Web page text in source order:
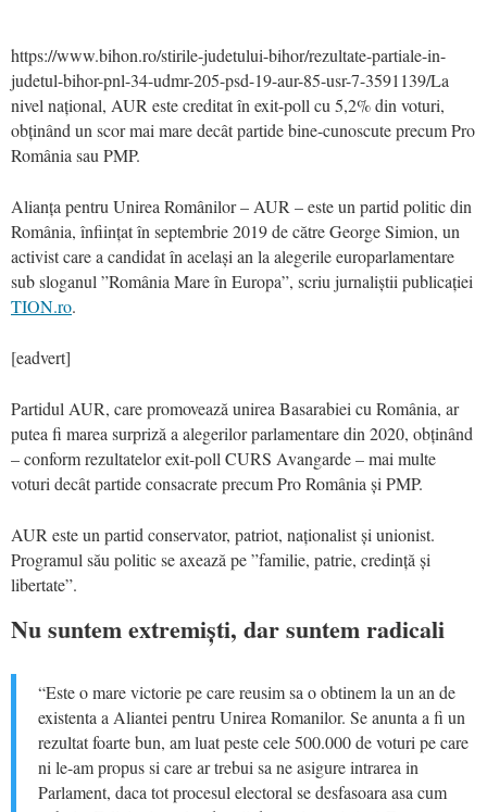
https://www.bihon.ro/stirile-judetului-bihor/rezultate-partiale-in-
judetul-bihor-pnl-34-udmr-205-psd-19-aur-85-usr-7-3591139/La
nivel național, AUR este creditat în exit-poll cu 5,2% din voturi,
obținând un scor mai mare decât partide bine-cunoscute precum Pro
România sau PMP.
Alianța pentru Unirea Românilor – AUR – este un partid politic din
România, înființat în septembrie 2019 de către George Simion, un
activist care a candidat în același an la alegerile europarlamentare
sub sloganul ”România Mare în Europa”, scriu jurnaliștii publicației
TION.ro.
[eadvert]
Partidul AUR, care promovează unirea Basarabiei cu România, ar
putea fi marea surpriză a alegerilor parlamentare din 2020, obținând
– conform rezultatelor exit-poll CURS Avangarde – mai multe
voturi decât partide consacrate precum Pro România și PMP.
AUR este un partid conservator, patriot, naționalist și unionist.
Programul său politic se axează pe ”familie, patrie, credință și
libertate”.
Nu suntem extremiști, dar suntem radicali
“Este o mare victorie pe care reusim sa o obtinem la un an de
existenta a Aliantei pentru Unirea Romanilor. Se anunta a fi un
rezultat foarte bun, am luat peste cele 500.000 de voturi pe care
ni le-am propus si care ar trebui sa ne asigure intrarea in
Parlament, daca tot procesul electoral se desfasoara asa cum